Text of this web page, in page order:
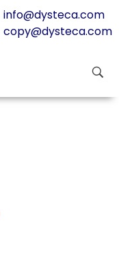
info@dysteca.com
copy@dysteca.com